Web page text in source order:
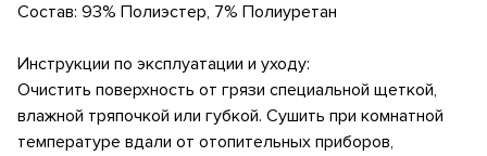
Состав: 93% Полиэстер, 7% Полиуретан
Инструкции по эксплуатации и уходу:
Очистить поверхность от грязи специальной щеткой,
влажной тряпочкой или губкой. Сушить при комнатной
температуре вдали от отопительных приборов,